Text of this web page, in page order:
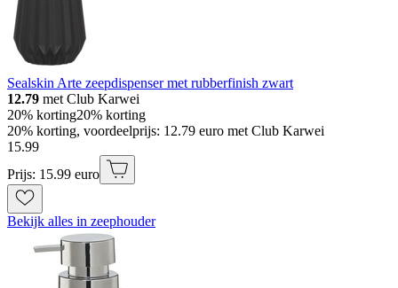
Sealskin Arte zeepdispenser met rubberfinish zwart
12.79 met Club Karwei
20% korting20% korting
20% korting, voordeelprijs: 12.79 euro met Club Karwei
15.99
Prijs: 15.99 euro
Bekijk alles in zeephouder